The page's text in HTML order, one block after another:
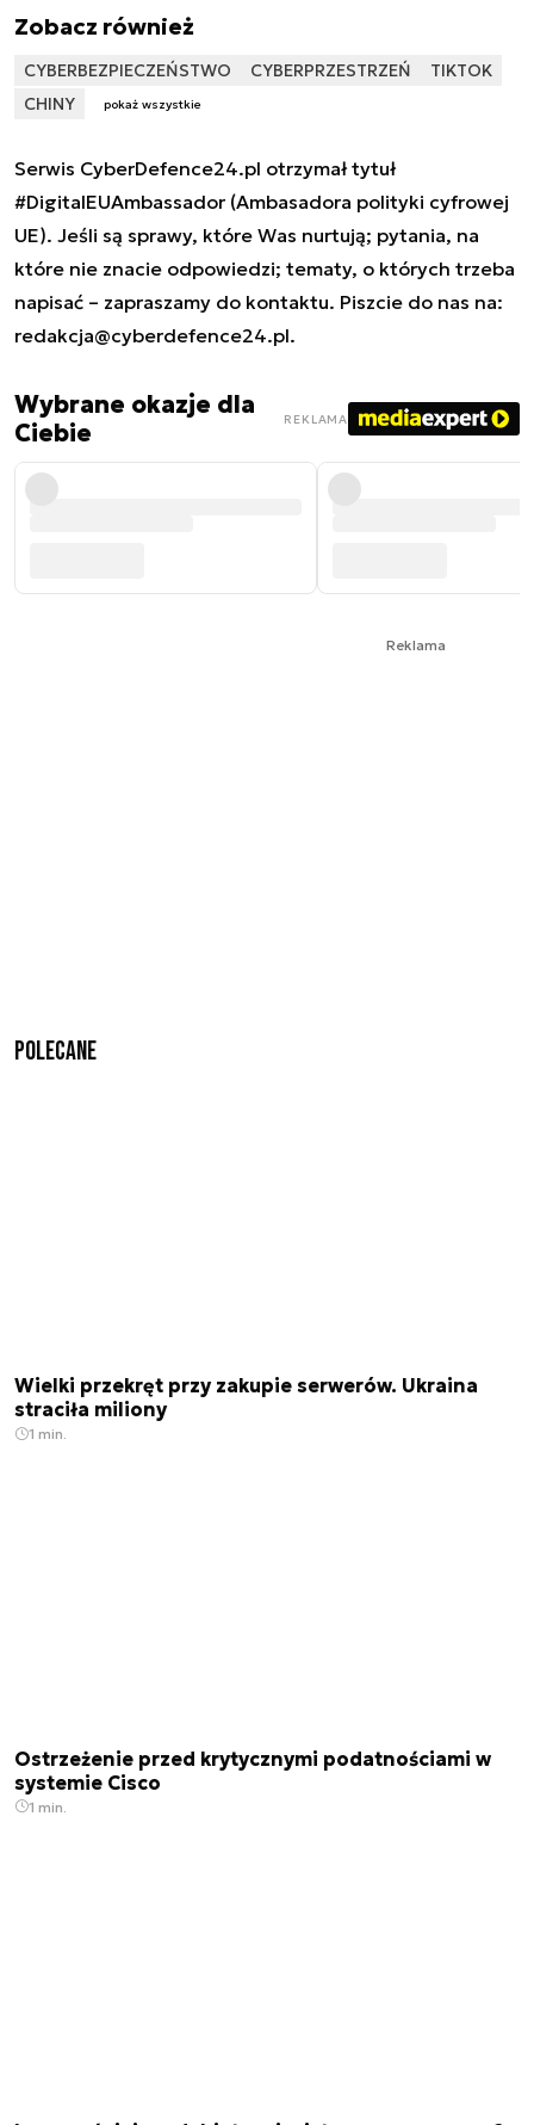
Zobacz również
CYBERBEZPIECZEŃSTWO CYBERPRZESTRZEŃ
TIKTOK
CHINY
pokaż wszystkie
Serwis CyberDefence24.pl otrzymał tytuł
#DigitalEUAmbassador (Ambasadora polityki cyfrowej
UE). Jeśli są sprawy, które Was nurtują; pytania, na
które nie znacie odpowiedzi; tematy, o których trzeba
napisać – zapraszamy do kontaktu. Piszcie do nas na:
redakcja@cyberdefence24.pl.
Wybrane okazje dla
Ciebie
REKLAMA
Reklama
Polecane
Wielki przekręt przy zakupie serwerów. Ukraina
straciła miliony
1 min.
Ostrzeżenie przed krytycznymi podatnościami w
systemie Cisco
1 min.